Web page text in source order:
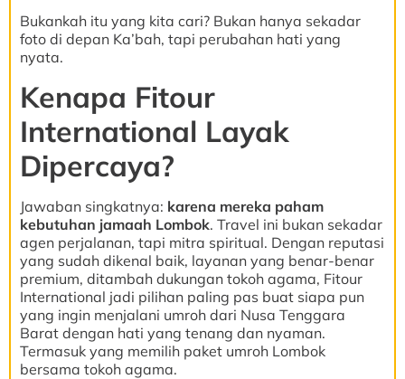
Bukankah itu yang kita cari? Bukan hanya sekadar
foto di depan Ka’bah, tapi perubahan hati yang
nyata.
Kenapa Fitour
International Layak
Dipercaya?
Jawaban singkatnya: karena mereka paham
kebutuhan jamaah Lombok. Travel ini bukan sekadar
agen perjalanan, tapi mitra spiritual. Dengan reputasi
yang sudah dikenal baik, layanan yang benar-benar
premium, ditambah dukungan tokoh agama, Fitour
International jadi pilihan paling pas buat siapa pun
yang ingin menjalani umroh dari Nusa Tenggara
Barat dengan hati yang tenang dan nyaman.
Termasuk yang memilih paket umroh Lombok
bersama tokoh agama.